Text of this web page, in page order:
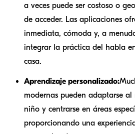
a veces puede ser costoso o
de acceder. Las aplicaciones
inmediata, cómoda y, a
integrar la práctica del habla
casa.
Aprendizaje personalizado:
modernas pueden adaptarse
niño y centrarse en áreas
proporcionando una